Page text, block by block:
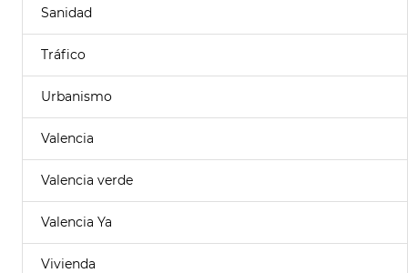
Sanidad
Tráfico
Urbanismo
Valencia
Valencia verde
Valencia Ya
Vivienda